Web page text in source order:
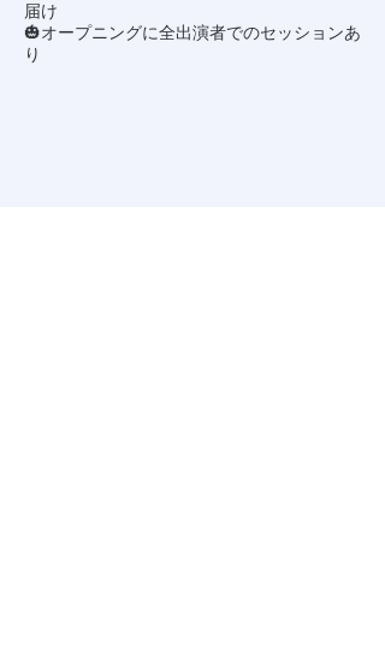
届け
🎃オープニングに全出演者でのセッションあ
り